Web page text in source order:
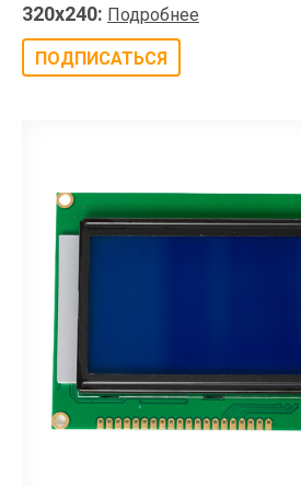
320x240: Подробнее
ПОДПИСАТЬСЯ